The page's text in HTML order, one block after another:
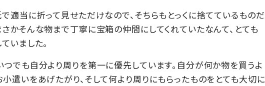
で適当に折って見せただけなので、そちらもとっくに捨てているものだ
さかそんな物まで丁寧に宝箱の仲間にしてくれていたなんて、とても
いました。
つでも自分より周りを第一に優先しています。自分が何か物を買うよ
小遣いをあげたがり、そして何より周りにもらったものをとても大切に